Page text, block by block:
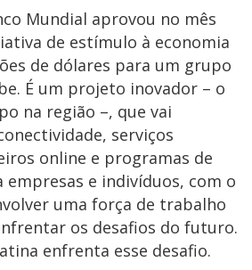
Mundial aprovou no mês
de estímulo à economia
de dólares para um grupo
É um projeto inovador – o
na região –, que vai
serviços
online e programas de
e indivíduos, com o
uma força de trabalho
os desafios do futuro.
enfrenta esse desafio.